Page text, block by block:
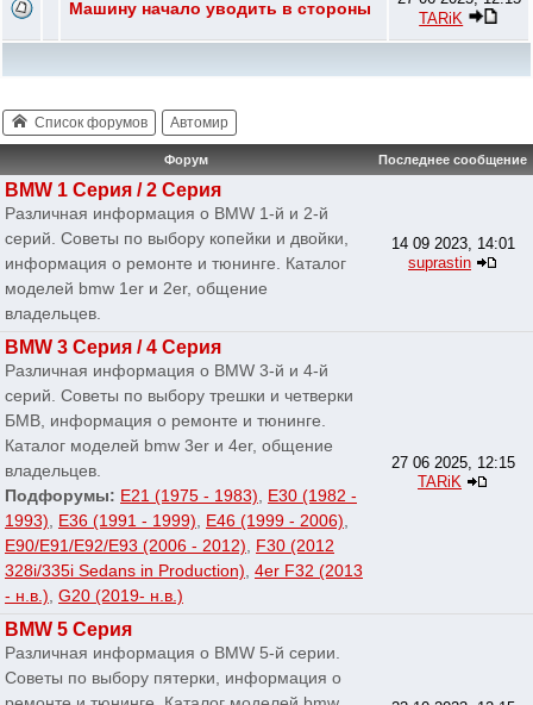
Машину начало уводить в стороны
TARiK
Список форумов Автомир
Форум Последнее сообщение
BMW 1 Серия / 2 Серия
Различная информация о BMW 1-й и 2-й
серий. Советы по выбору копейки и двойки,
информация о ремонте и тюнинге. Каталог
моделей bmw 1er и 2er, общение
владельцев.
14 09 2023, 14:01
suprastin
BMW 3 Серия / 4 Серия
Различная информация о BMW 3-й и 4-й
серий. Советы по выбору трешки и четверки
БМВ, информация о ремонте и тюнинге.
Каталог моделей bmw 3er и 4er, общение
владельцев.
Подфорумы: E21 (1975 - 1983), E30 (1982 -
1993), E36 (1991 - 1999), E46 (1999 - 2006),
E90/E91/E92/E93 (2006 - 2012), F30 (2012
328i/335i Sedans in Production), 4er F32 (2013
- н.в.), G20 (2019- н.в.)
27 06 2025, 12:15
TARiK
BMW 5 Серия
Различная информация о BMW 5-й серии.
Советы по выбору пятерки, информация о